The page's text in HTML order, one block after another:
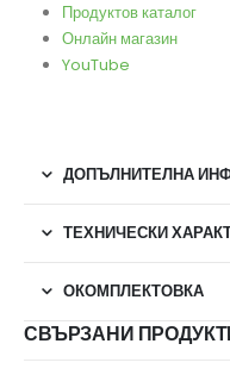
Продуктов каталог
Онлайн магазин
YouTube
ДОПЪЛНИТЕЛНА
ТЕХНИЧЕСКИ
ОКОМПЛЕКТОВКА
СВЪРЗАНИ